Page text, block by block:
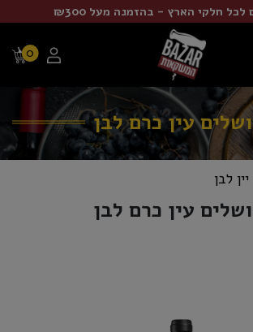
חלקי הארץ - בהזמנה מעל ₪300
0
עין כרם לבן
יין לבן
עין כרם לבן